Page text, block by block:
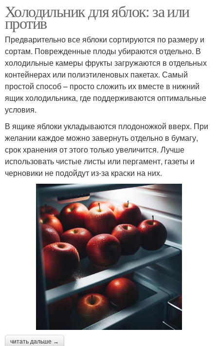
Холодильник для яблок: за или
против
Предварительно все яблоки сортируются по размеру и
сортам. Поврежденные плоды убираются отдельно. В
холодильные камеры фрукты загружаются в отдельных
контейнерах или полиэтиленовых пакетах. Самый
простой способ – просто сложить их вместе в нижний
ящик холодильника, где поддерживаются оптимальные
условия.
В ящике яблоки укладываются плодоножкой вверх. При
желании каждое можно завернуть отдельно в бумагу,
срок хранения от этого только увеличится. Лучше
использовать чистые листы или пергамент, газеты и
черновики не подойдут из-за краски на них.
читать дальше →